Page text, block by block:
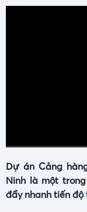
Time
Dự án Cảng
Ninh là một
đẩy nhanh tiến độ